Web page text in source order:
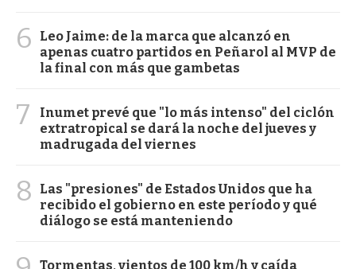
6
Leo Jaime: de la marca que alcanzó en
apenas cuatro partidos en Peñarol al MVP de
la final con más que gambetas
7
Inumet prevé que "lo más intenso" del ciclón
extratropical se dará la noche del jueves y
madrugada del viernes
8
Las "presiones" de Estados Unidos que ha
recibido el gobierno en este período y qué
diálogo se está manteniendo
Tormentas, vientos de 100 km/h y caída